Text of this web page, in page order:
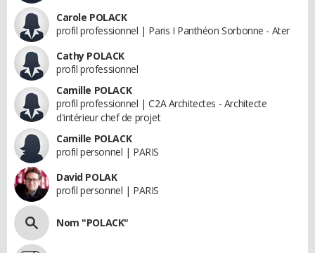
Carole POLACK
profil professionnel | Paris I Panthéon Sorbonne - Ater
Cathy POLACK
profil professionnel
Camille POLACK
profil professionnel | C2A Architectes - Architecte
d'intérieur chef de projet
Camille POLACK
profil personnel | PARIS
David POLAK
profil personnel | PARIS
Nom "POLACK"